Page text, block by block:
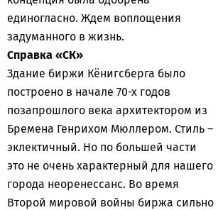
единогласно. Ждем воплощения
задуманного в жизнь.
Справка «СК»
Здание биржи Кёнигсберга было
построено в начале 70-х годов
позапрошлого века архитектором из
Бремена Генрихом Мюллером. Стиль –
эклектичный. Но по большей части
это не очень характерный для нашего
города неоренессанс. Во время
Второй мировой войны биржа сильно